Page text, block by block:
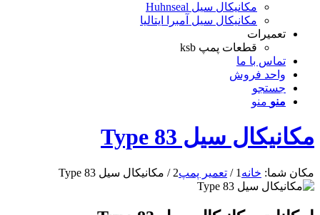
مکانیکال سیل Huhnseal
مکانیکال سیل آمبرا ایتالیا
تعمیرات
قطعات پمپ ksb
تماس با ما
واحد فروش
جستجو
منو منو
مکانیکال سیل Type 83
مکان شما: خانه 1
/ تعمیر پمپ2
/ مکانیکال سیل Type 83